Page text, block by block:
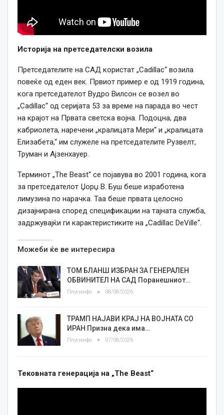
Историја на претседателски возила
Претседателите на САД користат „Cadillac“ возила
повеќе од еден век. Првиот пример е од 1919 година,
кога претседателот Вудро Вилсон се возел во
„Cadillac“ од серијата 53 за време на парада во чест
на крајот на Првата светска војна. Подоцна, два
кабриолета, наречени „кралицата Мери“ и „кралицата
Елизабета,“ им служеле на претседателите Рузвелт,
Труман и Ајзенхауер.
Терминот „The Beast“ се појавува во 2001 година, кога
за претседателот Џорџ В. Буш беше изработена
лимузина по нарачка. Таа беше првата целосно
дизајнирана според спецификации на тајната служба,
задржувајќи ги карактеристиките на „Cadillac DeVille“.
Можеби ќе ве интересира
ТОМ БЛАНШ ИЗБРАН ЗА ГЕНЕРАЛЕН
ОБВИНИТЕЛ НА САД Поранешниот…
Плусинфо 08/08/2026
ТРАМП НАЈАВИ КРАЈ НА ВОЈНАТА СО
ИРАН Призна дека има…
Плусинфо 07/08/2026
Тековната генерација на „The Beast“